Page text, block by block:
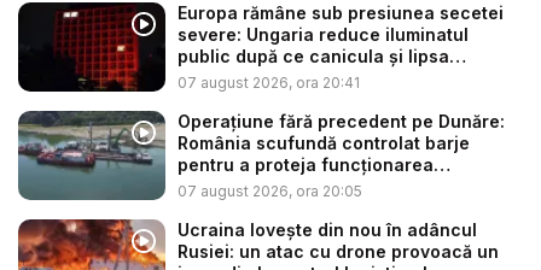
Europa rămâne sub presiunea secetei
severe: Ungaria reduce iluminatul
public după ce canicula și lipsa
precip...
07 august 2026, ora 20:41
Operațiune fără precedent pe Dunăre:
România scufundă controlat barje
pentru a proteja funcționarea
Centrale...
07 august 2026, ora 20:05
Ucraina lovește din nou în adâncul
Rusiei: un atac cu drone provoacă un